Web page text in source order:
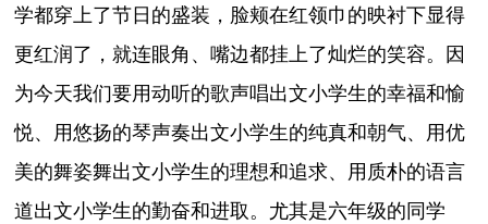
学都穿上了节日的盛装，脸颊在红领巾的映衬下显得
更红润了，就连眼角、嘴边都挂上了灿烂的笑容。因
为今天我们要用动听的歌声唱出文小学生的幸福和愉
悦、用悠扬的琴声奏出文小学生的纯真和朝气、用优
美的舞姿舞出文小学生的理想和追求、用质朴的语言
道出文小学生的勤奋和进取。尤其是六年级的同学